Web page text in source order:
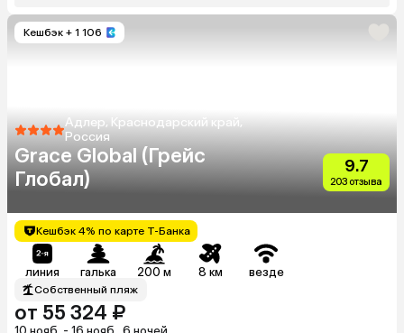
Кешбэк + 1 106
Адлер, Краснодарский край,
Россия
Grace Global (Грейс
Глобал)
9.7
203 отзыва
Кешбэк 4% по карте Т-Банка
линия галька 200 м 8 км везде
Собственный пляж
от 55 324 ₽